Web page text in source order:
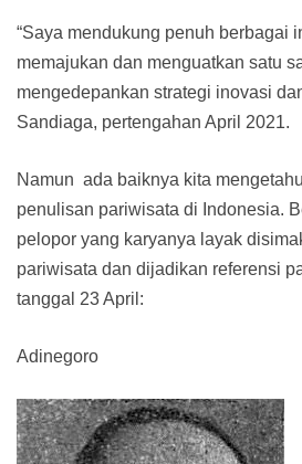
“Saya mendukung penuh berbagai
memajukan dan menguatkan satu
mengedepankan strategi inovasi
Sandiaga, pertengahan April 2021.
Namun ada baiknya kita
penulisan pariwisata di Indonesia.
pelopor yang karyanya layak
pariwisata dan dijadikan referensi
tanggal 23 April:
Adinegoro